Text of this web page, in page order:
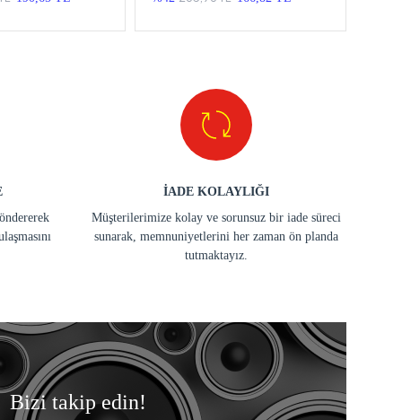
İADE KOLAYLIĞI
Müşterilerimize kolay ve sorunsuz bir iade süreci
sunarak, memnuniyetlerini her zaman ön planda
tutmaktayız.
Bizi takip edin!